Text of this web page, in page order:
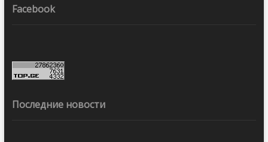
Facebook
Последние новости